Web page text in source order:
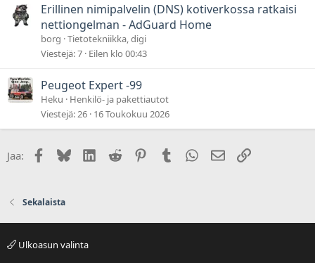
Erillinen nimipalvelin (DNS) kotiverkossa ratkaisi
nettiongelman - AdGuard Home
borg Tietotekniikka, digi
Viestejä 7 Eilen klo 00:43
Peugeot Expert -99
Heku
Henkilö- ja pakettiautot
Viestejä 26 16 Toukokuu 2026
Jaa: Facebook
BlueskyLinkedIn
Reddit PinterestTumblr WhatsApp
Sähköposti
Linkki
Sekalaista
Ulkoasun valinta